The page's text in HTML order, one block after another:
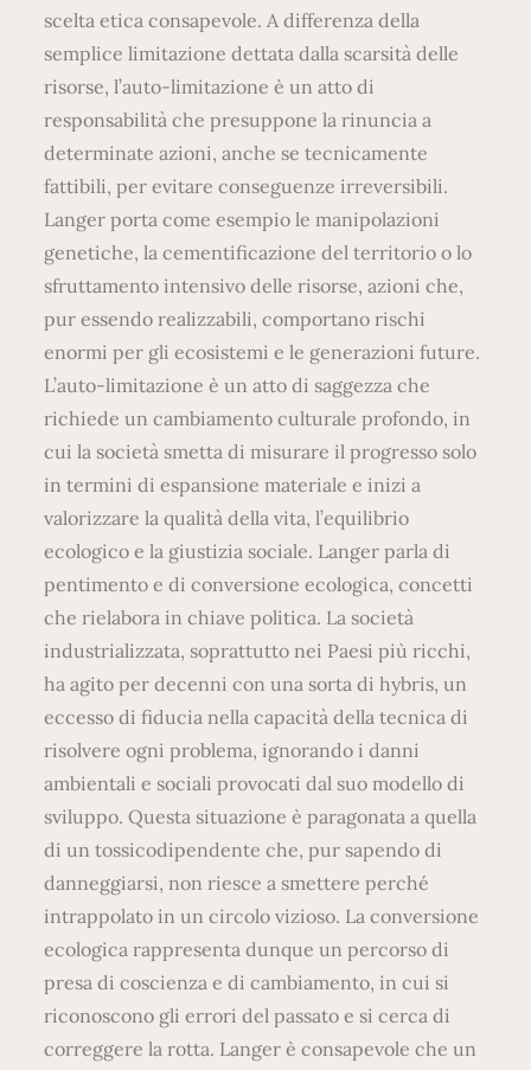
scelta etica consapevole. A differenza della
semplice limitazione dettata dalla scarsità delle
risorse, l’auto-limitazione è un atto di
responsabilità che presuppone la rinuncia a
determinate azioni, anche se tecnicamente
fattibili, per evitare conseguenze irreversibili.
Langer porta come esempio le manipolazioni
genetiche, la cementificazione del territorio o lo
sfruttamento intensivo delle risorse, azioni che,
pur essendo realizzabili, comportano rischi
enormi per gli ecosistemi e le generazioni future.
L’auto-limitazione è un atto di saggezza che
richiede un cambiamento culturale profondo, in
cui la società smetta di misurare il progresso solo
in termini di espansione materiale e inizi a
valorizzare la qualità della vita, l’equilibrio
ecologico e la giustizia sociale. Langer parla di
pentimento e di conversione ecologica, concetti
che rielabora in chiave politica. La società
industrializzata, soprattutto nei Paesi più ricchi,
ha agito per decenni con una sorta di hybris, un
eccesso di fiducia nella capacità della tecnica di
risolvere ogni problema, ignorando i danni
ambientali e sociali provocati dal suo modello di
sviluppo. Questa situazione è paragonata a quella
di un tossicodipendente che, pur sapendo di
danneggiarsi, non riesce a smettere perché
intrappolato in un circolo vizioso. La conversione
ecologica rappresenta dunque un percorso di
presa di coscienza e di cambiamento, in cui si
riconoscono gli errori del passato e si cerca di
correggere la rotta. Langer è consapevole che un